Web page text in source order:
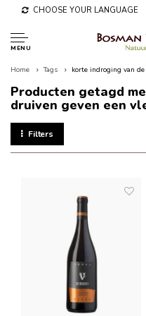
CHOOSE YOUR LANGUAGE
MENU
Home Tags korte indroging van
Producten getagd
druiven geven een
Filters